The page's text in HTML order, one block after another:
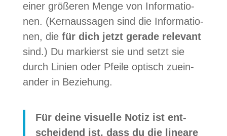
einer grö­ße­ren Menge von Infor­ma­tio­
nen. (Kern­aus­sa­gen sind die Infor­ma­tio­
nen, die für dich jetzt gerade rele­vant
sind.) Du mar­kierst sie und setzt sie
durch Linien oder Pfeile optisch zuein­
an­der in Beziehung.
Für deine visu­elle Notiz ist ent­
schei­dend ist, dass du die lineare